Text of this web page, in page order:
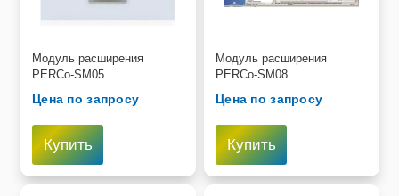
Пищевое оборудование и инвентарь
Фото, видео и аксессуары
Цифровые лаборатории
Модуль расширения
PERCo-SM05
Цена по запросу
Купить
Модуль расширения
PERCo-SM08
Цена по запросу
Купить